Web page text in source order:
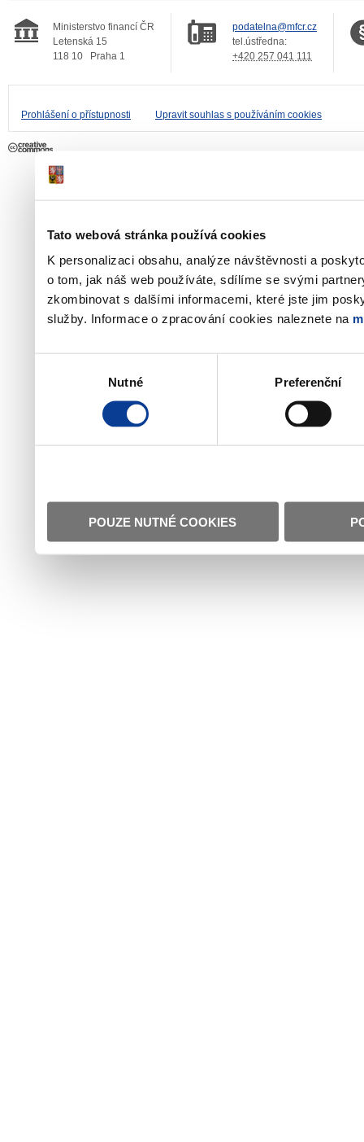
Tato webová stránka používá cookies
K personalizaci obsahu, analýze návštěvnosti a
o tom, jak náš web používáte, sdílíme se svými
zkombinovat s dalšími informacemi, které jste jim
služby. Informace o zpracování cookies naleznete na
Nutné Preferenční
POUZE NUTNÉ COOKIES
Ministerstvo financí ČR
Letenská 15
118 10
Praha 1
podatelna@mfcr.cz
tel.ústředna:
+420 257 041 111
Prohlášení o přístupnosti Upravit souhlas s používáním cookies